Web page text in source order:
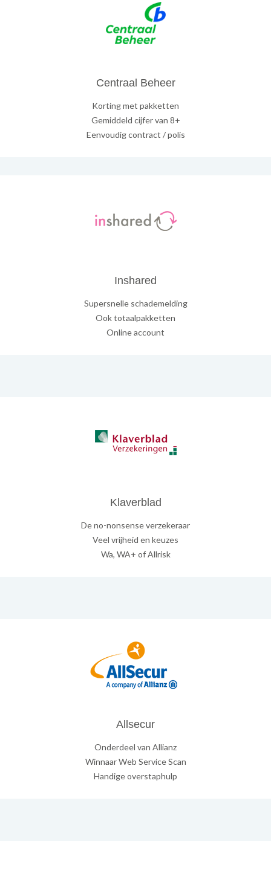
Centraal Beheer
Korting met pakketten
Gemiddeld cijfer van 8+
Eenvoudig contract / polis
Inshared
Supersnelle schademelding
Ook totaalpakketten
Online account
Klaverblad
De no-nonsense verzekeraar
Veel vrijheid en keuzes
Wa, WA+ of Allrisk
Allsecur
Onderdeel van Allianz
Winnaar Web Service Scan
Handige overstaphulp